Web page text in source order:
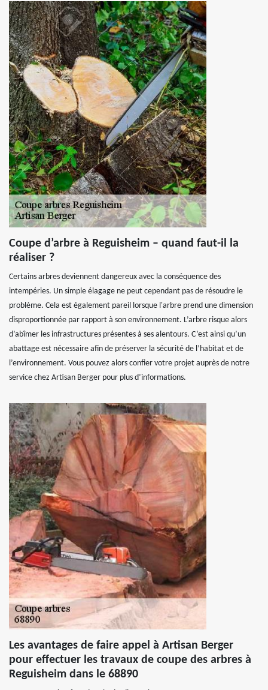
Coupe d’arbre à Reguisheim – quand faut-il la
réaliser ?
Certains arbres deviennent dangereux avec la conséquence des
intempéries. Un simple élagage ne peut cependant pas de résoudre le
problème. Cela est également pareil lorsque l'arbre prend une dimension
disproportionnée par rapport à son environnement. L’arbre risque alors
d’abîmer les infrastructures présentes à ses alentours. C’est ainsi qu’un
abattage est nécessaire afin de préserver la sécurité de l’habitat et de
l’environnement. Vous pouvez alors confier votre projet auprès de notre
service chez Artisan Berger pour plus d’informations.
Les avantages de faire appel à Artisan Berger
pour effectuer les travaux de coupe des arbres à
Reguisheim dans le 68890